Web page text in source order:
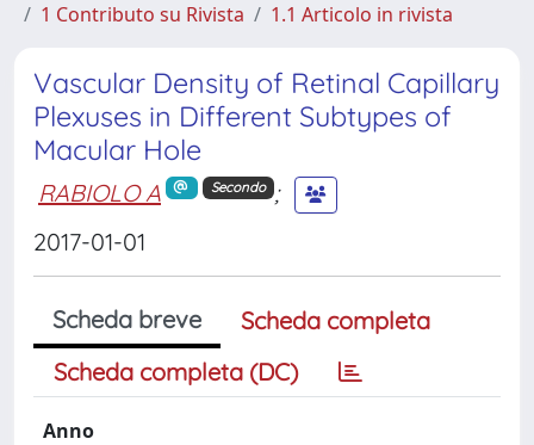
1 Contributo su Rivista
1.1 Articolo in rivista
Vascular Density of Retinal Capillary
Plexuses in Different Subtypes of
Macular Hole
RABIOLO A Secondo
;
2017-01-01
Scheda breve
Scheda completa
Scheda completa (DC)
Anno